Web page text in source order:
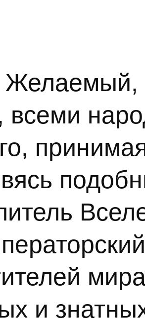
Желаемый,
всеми
и